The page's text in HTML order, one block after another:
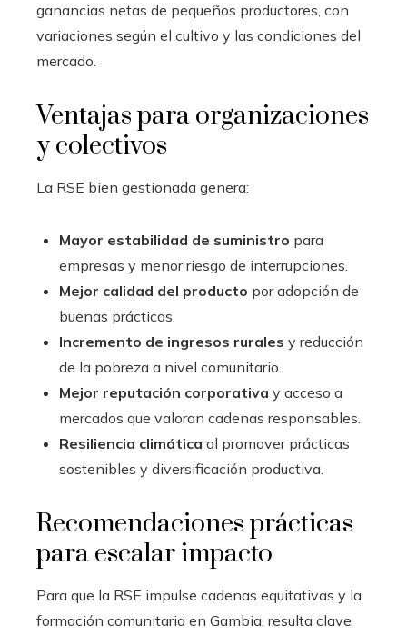
ganancias netas de pequeños productores, con
variaciones según el cultivo y las condiciones del
mercado.
Ventajas para organizaciones
y colectivos
La RSE bien gestionada genera:
Mayor estabilidad de suministro para
empresas y menor riesgo de interrupciones.
Mejor calidad del producto por adopción de
buenas prácticas.
Incremento de ingresos rurales y reducción
de la pobreza a nivel comunitario.
Mejor reputación corporativa y acceso a
mercados que valoran cadenas responsables.
Resiliencia climática al promover prácticas
sostenibles y diversificación productiva.
Recomendaciones prácticas
para escalar impacto
Para que la RSE impulse cadenas equitativas y la
formación comunitaria en Gambia, resulta clave